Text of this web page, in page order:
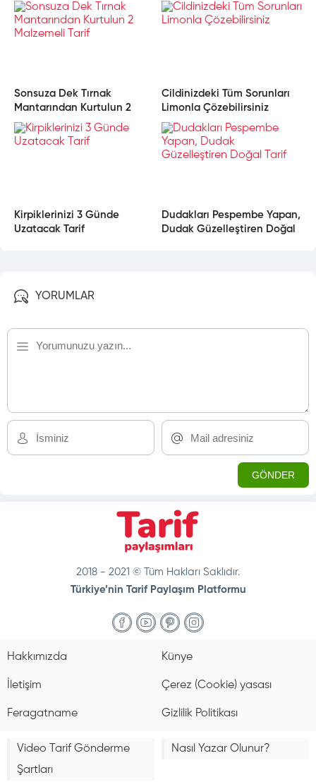
Sonsuza Dek Tırnak
Mantarından Kurtulun 2
Malzemeli Tarif
Cildinizdeki Tüm Sorunları
Limonla Çözebilirsiniz
Kirpiklerinizi 3 Günde
Uzatacak Tarif
Dudakları Pespembe Yapan,
Dudak Güzelleştiren Doğal
YORUMLAR
2018 - 2021 © Tüm Hakları Saklıdır.
Türkiye’nin Tarif Paylaşım Platformu
sabitleme
Hakkımızda Künye
İletişim Çerez (Cookie) yasası
Feragatname Gizlilik Politikası
Video Tarif Gönderme
Şartları
Nasıl Yazar Olunur?